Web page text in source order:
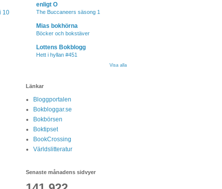
10
enligt O
The Buccaneers säsong 1
Mias bokhörna
Böcker och bokstäver
Lottens Bokblogg
Hett i hyllan #451
Visa alla
Länkar
Bloggportalen
Bokbloggar.se
Bokbörsen
Boktipset
BookCrossing
Världslitteratur
Senaste månadens sidvyer